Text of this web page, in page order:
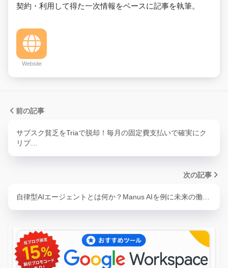
契約・利用して得た一次情報をベースに記事を執筆。
Website
前の記事
サブスク貧乏をTriaで脱却！毎月の固定費支払いで確実にク
リプ…
次の記事
自律型AIエージェントとは何か？Manus AIを例に未来の働…